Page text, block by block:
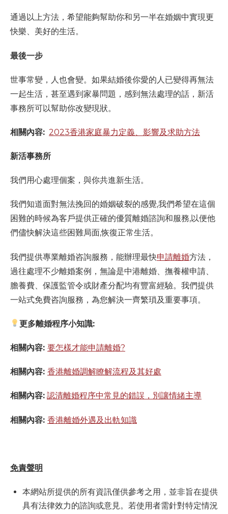
通過以上方法，希望能夠幫助你和另一半在婚姻中實現更
快樂、美好的生活。
最後一步
世事常變，人也會變。如果結婚後你愛的人已變得再無法
一起生活，甚至遇到家暴問題，感到無法處理的話，新活
事務所可以幫助你改變現狀。
相關內容: 2023香港家庭暴力定義、影響及求助方法
新活事務所
我們用心處理個案，與你共進新生活。
我們知道面對無法挽回的婚姻破裂的感覺,我們希望在這個
困難的時候為客戶提供正確的優質離婚諮詢和服務,以便他
們儘快解決這些困難局面,恢復正常生活。
我們提供專業離婚咨詢服務，能辦理最快申請離婚方法，
過往處理不少離婚案例，無論是中港離婚、撫養權申請、
膽養費、保護監管令或財產分配均有豐富經驗。我們提供
一站式免費咨詢服務，為您解決一齊繁瑣及重要事項。
更多離婚程序小知識:
相關內容: 要怎樣才能申請離婚?
相關內容: 香港離婚調解瞭解流程及其好處
相關內容: 認清離婚程序中常見的錯誤，別讓情緒主導
相關內容: 香港離婚外遇及出軌知識
免責聲明
本網站所提供的所有資訊僅供參考之用，並非旨在提供
具有法律效力的諮詢或意見。若使用者需針對特定情況